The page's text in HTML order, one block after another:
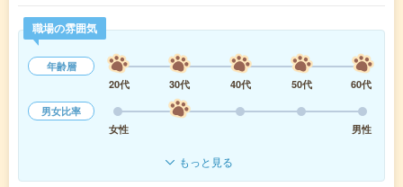
職場の雰囲気
年齢層
20代
30代 40代 50代
60代
男女比率
女性
男性
もっと見る